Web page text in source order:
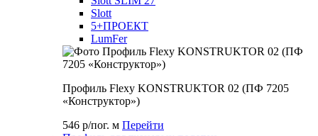
Slott
5+ПРОЕКТ
LumFer
Профиль Flexy KONSTRUKTOR 02 (ПФ 7205
«Конструктор»)
546 р/пог. м Перейти